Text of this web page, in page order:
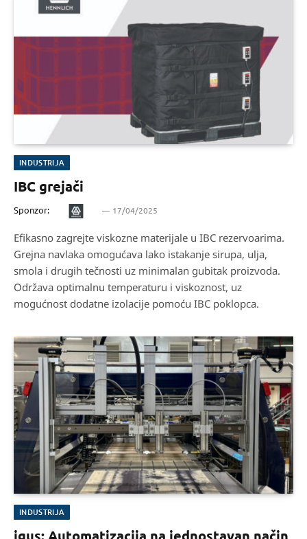
INDUSTRIJA
IBC grejači
Sponzor: 17/04/2025
Efikasno zagrejte viskozne materijale u IBC rezervoarima.
Grejna navlaka omogućava lako istakanje sirupa, ulja,
smola i drugih tečnosti uz minimalan gubitak proizvoda.
Održava optimalnu temperaturu i viskoznost, uz
mogućnost dodatne izolacije pomoću IBC poklopca.
INDUSTRIJA